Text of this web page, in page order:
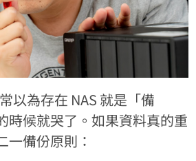
以為存在 NAS 就是「備
時候就哭了。如果資料真的重
一備份原則：